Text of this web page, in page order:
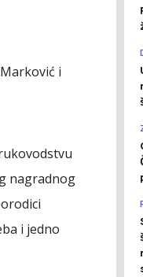
i
nagradnog
i jedno